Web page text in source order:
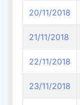
20/11/2018
21/11/2018
22/11/2018
23/11/2018